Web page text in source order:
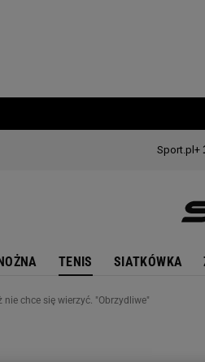
TENIS SIATKÓWKA
nie chce się wierzyć. "Obrzydliwe"